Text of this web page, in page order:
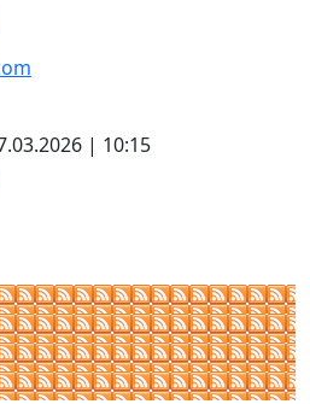
| 10:15